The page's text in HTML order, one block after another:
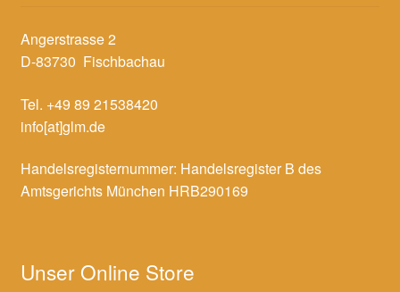
Angerstrasse 2
D-83730 Fischbachau
Tel. +49 89 21538420
info[at]glm.de
Handelsregisternummer: Handelsregister B des
Amtsgerichts München HRB290169
Unser Online Store